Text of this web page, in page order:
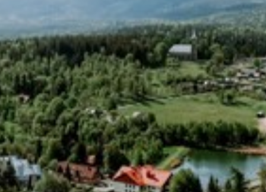
Zarejestruj się, aby być na bieżąco i otrzymywać najlepsze
oferty szybciej niż inni.
Adres e-mail*
*Zapisując się do naszego newslettera, wyrażasz zgodę na
otrzymywanie od nas okresowych wiadomości email. Wyrażasz
również zgodę na przetwarzanie Twoich danych osobowych w
celach marketingowych, w tym przesyłanie informacji o